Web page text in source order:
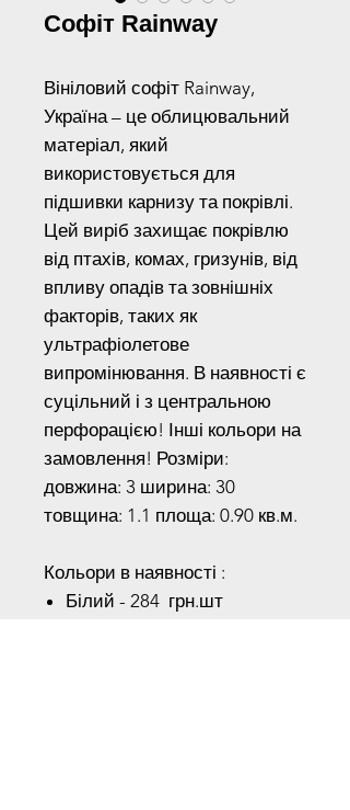
Софіт Rainway
Вініловий софіт Rainway,
Україна – це облицювальний
матеріал, який
використовується для
підшивки карнизу та покрівлі.
Цей виріб захищає покрівлю
від птахів, комах, гризунів, від
впливу опадів та зовнішніх
факторів, таких як
ультрафіолетове
випромінювання. В наявності є
суцільний і з центральною
перфорацією! Інші кольори на
замовлення! Розміри:
довжина: 3 ширина: 30
товщина: 1.1 площа: 0.90 кв.м.
Кольори в наявності :
Білий - 284 грн.шт